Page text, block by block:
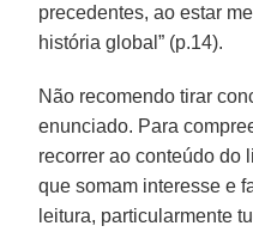
precedentes, ao estar
história global” (p.14).
Não recomendo tirar
enunciado. Para
recorrer ao conteúdo do
que somam interesse e
leitura, particularmente